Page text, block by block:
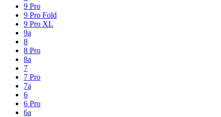
9 Pro
9 Pro Fold
9 Pro XL
9a
8
8 Pro
8a
7
7 Pro
7a
6
6 Pro
6a